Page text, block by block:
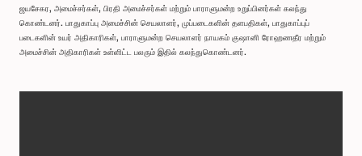
ஜயசேகர, அமைச்சர்கள், பிரதி அமைச்சர்கள் மற்றும் பாராளுமன்ற உறுப்பினர்கள் கலந்து
கொண்டனர். பாதுகாப்பு அமைச்சின் செயலாளர், முப்படைகளின் தளபதிகள், பாதுகாப்புப்
படைகளின் உயர் அதிகாரிகள், பாராளுமன்ற செயலாளர் நாயகம் குஷானி ரோஹணதீர மற்றும்
அமைச்சின் அதிகாரிகள் உள்ளிட்ட பலரும் இதில் கலந்துகொண்டனர்.